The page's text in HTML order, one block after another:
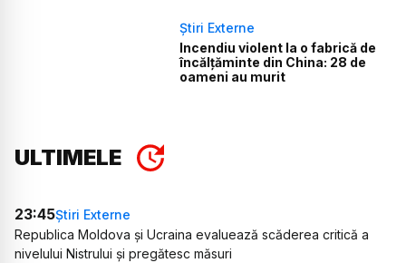
Știri Externe
Incendiu violent la o fabrică de
încălţăminte din China: 28 de
oameni au murit
ULTIMELE
23:45Știri Externe
Republica Moldova și Ucraina evaluează scăderea critică a
nivelului Nistrului și pregătesc măsuri